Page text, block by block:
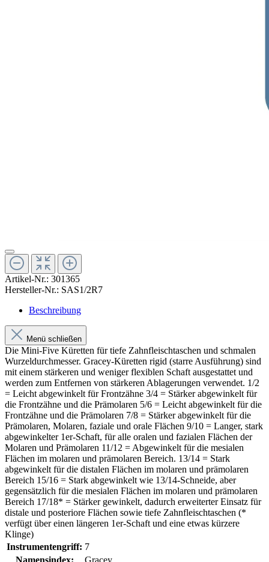
Artikel-Nr.: 301365
Hersteller-Nr.: SAS1/2R7
Beschreibung
Menü schließen
Die Mini-Five Küretten für tiefe Zahnfleischtaschen und schmalen
Wurzeldurchmesser. Gracey-Küretten rigid (starre Ausführung) sind
mit einem stärkeren und weniger flexiblen Schaft ausgestattet und
werden zum Entfernen von stärkeren Ablagerungen verwendet. 1/2
= Leicht abgewinkelt für Frontzähne 3/4 = Stärker abgewinkelt für
die Frontzähne und die Prämolaren 5/6 = Leicht abgewinkelt für die
Frontzähne und die Prämolaren 7/8 = Stärker abgewinkelt für die
Prämolaren, Molaren, faziale und orale Flächen 9/10 = Langer, stark
abgewinkelter 1er-Schaft, für alle oralen und fazialen Flächen der
Molaren und Prämolaren 11/12 = Abgewinkelt für die mesialen
Flächen im molaren und prämolaren Bereich. 13/14 = Stark
abgewinkelt für die distalen Flächen im molaren und prämolaren
Bereich 15/16 = Stark abgewinkelt wie 13/14-Schneide, aber
gegensätzlich für die mesialen Flächen im molaren und prämolaren
Bereich 17/18* = Stärker gewinkelt, dadurch erweiterter Einsatz für
distale und posteriore Flächen sowie tiefe Zahnfleischtaschen (*
verfügt über einen längeren 1er-Schaft und eine etwas kürzere
Klinge)
Instrumentengriff: 7